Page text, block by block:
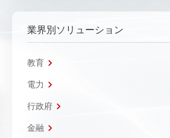
業界別ソリューション
教育
電力
行政府
金融